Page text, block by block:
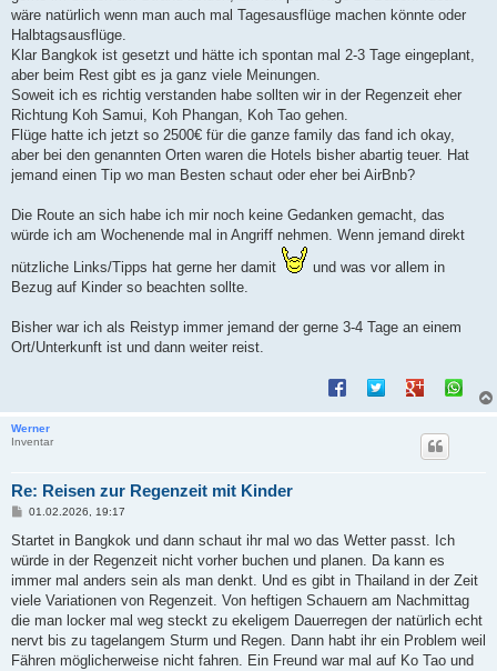
wäre natürlich wenn man auch mal Tagesausflüge machen könnte oder
Halbtagsausflüge.
Klar Bangkok ist gesetzt und hätte ich spontan mal 2-3 Tage eingeplant,
aber beim Rest gibt es ja ganz viele Meinungen.
Soweit ich es richtig verstanden habe sollten wir in der Regenzeit eher
Richtung Koh Samui, Koh Phangan, Koh Tao gehen.
Flüge hatte ich jetzt so 2500€ für die ganze family das fand ich okay,
aber bei den genannten Orten waren die Hotels bisher abartig teuer. Hat
jemand einen Tip wo man Besten schaut oder eher bei AirBnb?
Die Route an sich habe ich mir noch keine Gedanken gemacht, das
würde ich am Wochenende mal in Angriff nehmen. Wenn jemand direkt
nützliche Links/Tipps hat gerne her damit
und was vor allem in
Bezug auf Kinder so beachten sollte.
Bisher war ich als Reistyp immer jemand der gerne 3-4 Tage an einem
Ort/Unterkunft ist und dann weiter reist.
Werner
Inventar
Re: Reisen zur Regenzeit mit Kinder
B
i
r
a
01.02.2026, 19:17
Startet in Bangkok und dann schaut ihr mal wo das Wetter passt. Ich
würde in der Regenzeit nicht vorher buchen und planen. Da kann es
immer mal anders sein als man denkt. Und es gibt in Thailand in der Zeit
viele Variationen von Regenzeit. Von heftigen Schauern am Nachmittag
die man locker mal weg steckt zu ekeligem Dauerregen der natürlich echt
nervt bis zu tagelangem Sturm und Regen. Dann habt ihr ein Problem weil
Fähren möglicherweise nicht fahren. Ein Freund war mal auf Ko Tao und